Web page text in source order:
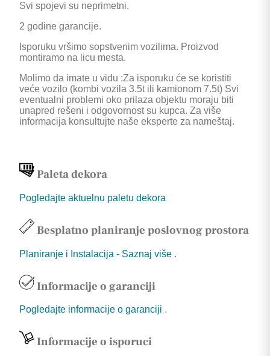
Svi spojevi su neprimetni.
2 godine garancije.
Isporuku vršimo sopstvenim vozilima. Proizvod
montiramo na licu mesta.
Molimo da imate u vidu :Za isporuku će se koristiti
veće vozilo (kombi vozila 3.5t ili kamionom 7.5t) Svi
eventualni problemi oko prilaza objektu moraju biti
unapred rešeni i odgovornost su kupca. Za više
informacija konsultujte naše eksperte za nameštaj.
Paleta dekora
Pogledajte aktuelnu paletu dekora
Besplatno planiranje poslovnog prostora
Planiranje i Instalacija - Saznaj više .
Informacije o garanciji
Pogledajte informacije o garanciji .
Informacije o isporuci